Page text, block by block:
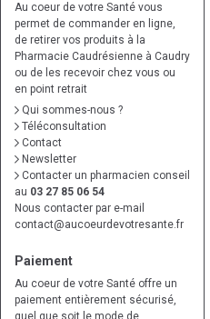
Au coeur de votre Santé vous
permet de commander en ligne,
de retirer vos produits à la
Pharmacie Caudrésienne à Caudry
ou de les recevoir chez vous ou
en point retrait
Qui sommes-nous ?
Téléconsultation
Contact
Newsletter
Contacter un pharmacien conseil
au 03 27 85 06 54
Nous contacter par e-mail
contact@aucoeurdevotresante.fr
Paiement
Au coeur de votre Santé offre un
paiement entièrement sécurisé,
quel que soit le mode de